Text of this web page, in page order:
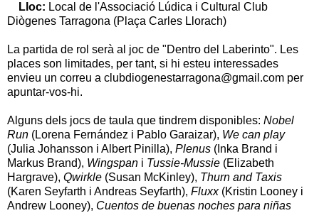
Lloc: Local de l'Associació Lúdica i Cultural Club
Diògenes Tarragona (Plaça Carles Llorach)
La partida de rol serà al joc de "Dentro del Laberinto". Les
places son limitades, per tant, si hi esteu interessades
envieu un correu a clubdiogenestarragona@gmail.com per
apuntar-vos-hi.
Alguns dels jocs de taula que tindrem disponibles: Nobel
Run (Lorena Fernández i Pablo Garaizar), We can play
(Julia Johansson i Albert Pinilla), Plenus (Inka Brand i
Markus Brand), Wingspan i Tussie-Mussie (Elizabeth
Hargrave), Qwirkle (Susan McKinley), Thurn and Taxis
(Karen Seyfarth i Andreas Seyfarth), Fluxx (Kristin Looney i
Andrew Looney), Cuentos de buenas noches para niñas